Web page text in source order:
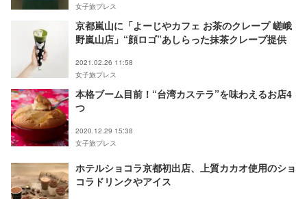
女子旅プレス
京都嵐山に「よーじやカフェ お茶のクレープ 嵯峨
野嵐山店」“顔ロゴ”あしらった抹茶クレープ提供
2021.02.26 11:58
女子旅プレス
本格ブーム目前！“台湾カステラ”を味わえるお店4
つ
2020.12.29 15:38
女子旅プレス
ホテルショコラ京都初出店、上質カカオ使用のショ
コラドリンクやアイス